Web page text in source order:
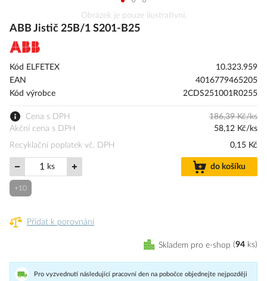
na
galerie
s
Obrázek je pouze ilustrativní.
ABB Jistič 25B/1 S201-B25
Kód ELFETEX
10.323.959
EAN
4016779465205
Kód výrobce
2CDS251001R0255
Cena s DPH
186,39 Kč/ks
Akční cena s DPH
58,12 Kč/ks
Recyklační poplatek vč. DPH
0,15 Kč
ks do košíku
+10
Přidat k porovnání
Skladem pro e-shop 94 ks
Pro vyzvednutí následující pracovní den na pobočce objednejte nejpozději